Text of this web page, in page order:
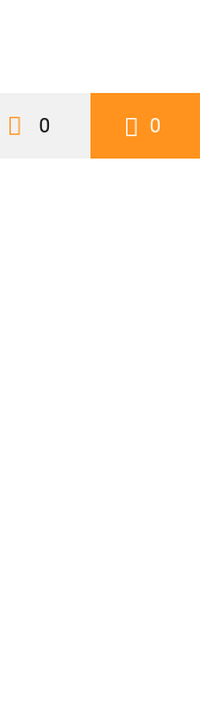
0 0